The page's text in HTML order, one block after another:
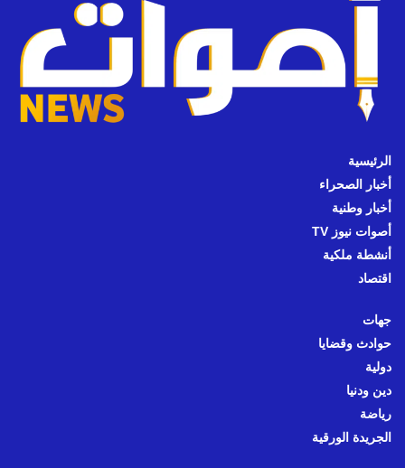
الرئيسية
أخبار الصحراء
أخبار وطنية
أصوات نيوز TV
أنشطة ملكية
اقتصاد
جهات
حوادث وقضايا
دولية
دين ودنيا
رياضة
الجريدة الورقية